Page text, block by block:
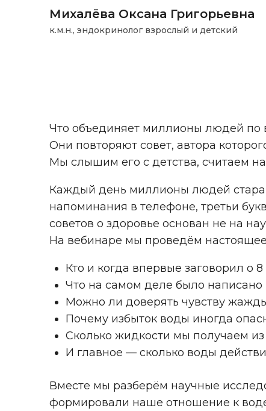
Михалёва Оксана Григорьевна
к.м.н., эндокринолог взрослый и детский
Что объединяет миллионы людей по
Они повторяют совет, автора
Мы слышим его с детства, считаем
Каждый день миллионы людей
напоминания в телефоне, третьи
советов о здоровье основан не на
На вебинаре мы проведём
Кто и когда впервые заговорил о
Что на самом деле было написано
Можно ли доверять чувству
Почему избыток воды иногда
Сколько жидкости мы получаем
И главное — сколько воды
Вместе мы разберём научные
формировали наше отношение к